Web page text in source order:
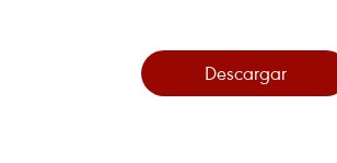
Descargar